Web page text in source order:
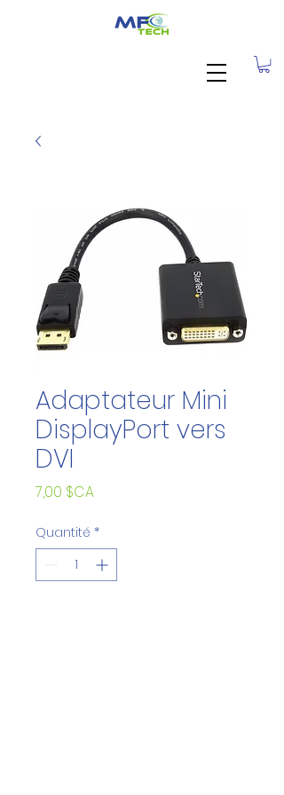
Adaptateur Mini
DisplayPort vers
DVI
7,00 $CAPrix
Quantité *